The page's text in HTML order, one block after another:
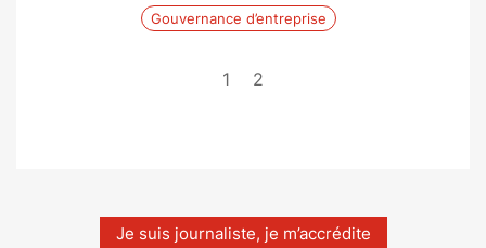
Gouvernance d’entreprise
1 2
Je suis journaliste, je m’accrédite